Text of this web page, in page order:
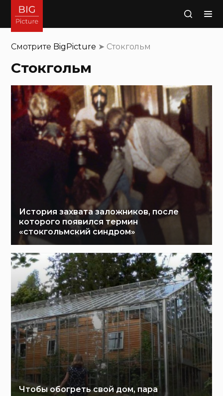
Поиск
Смотрите BigPicture ➤ Стокгольм
Стокгольм
История захвата заложников, после
которого появился термин
«стокгольмский синдром»
Чтобы обогреть свой дом, пара